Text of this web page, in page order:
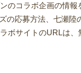
のコラボ企画の情報
の応募方法、七瀬陸
ボサイトのURLは、